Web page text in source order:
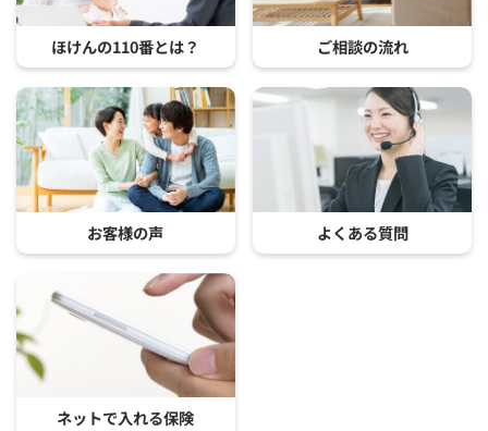
ほけんの110番とは？ ご相談の流れ
お客様の声 よくある質問
ネットで入れる保険